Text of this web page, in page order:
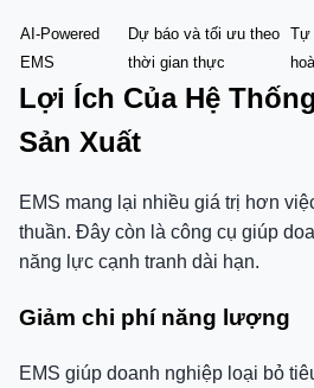
AI-Powered
EMS
Dự báo và tối ưu theo
thời gian thực
Tự
Lợi Ích Của Hệ
Sản Xuất
EMS mang lại nhiều giá trị hơn
thuần. Đây còn là công cụ giúp
năng lực cạnh tranh dài hạn.
Giảm chi phí năng lượng
EMS giúp doanh nghiệp loại bỏ